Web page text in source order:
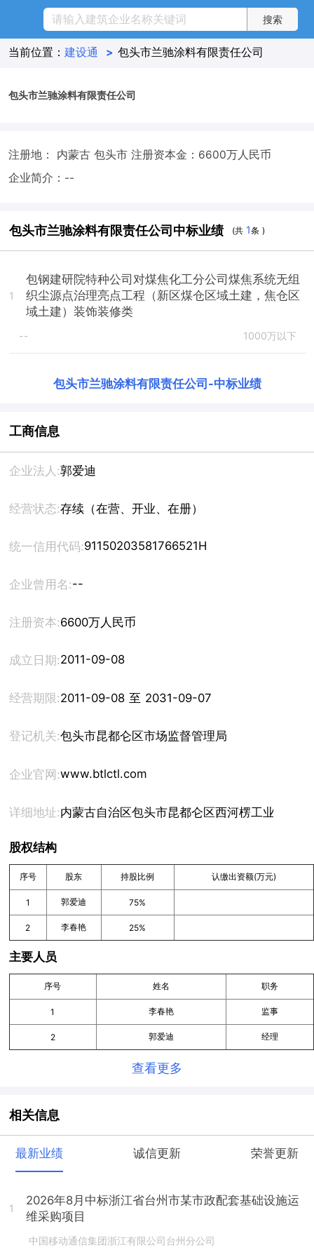
当前位置： 建设通 > 包头市兰驰涂料有限责任公司
包头市兰驰涂料有限责任公司
注册地： 内蒙古 包头市 注册资本金：6600万人民币
企业简介：--
包头市兰驰涂料有限责任公司中标业绩 (共 1条 )
1
包钢建研院特种公司对煤焦化工分公司煤焦系统无组
织尘源点治理亮点工程（新区煤仓区域土建，焦仓区
域土建）装饰装修类
-- 1000万以下
包头市兰驰涂料有限责任公司 -中标业绩
工商信息
企业法人:郭爱迪
经营状态:存续（在营、开业、在册）
统一信用代码:91150203581766521H
企业曾用名:--
注册资本:6600万人民币
成立日期:2011-09-08
经营期限: 2011-09-08 至 2031-09-07
登记机关:包头市昆都仑区市场监督管理局
企业官网:www.btlctl.com
详细地址:内蒙古自治区包头市昆都仑区西河楞工业区二
股权结构
序号 股东 持股比例 认缴出资额(万元)
1 郭爱迪 75%
2 李春艳 25%
主要人员
序号 姓名 职务
1 李春艳 监事
2 郭爱迪 经理
查看更多
相关信息
最新业绩 诚信更新 荣誉更新
1
2026年8月中标浙江省台州市某市政配套基础设施运
维采购项目
中国移动通信集团浙江有限公司台州分公司